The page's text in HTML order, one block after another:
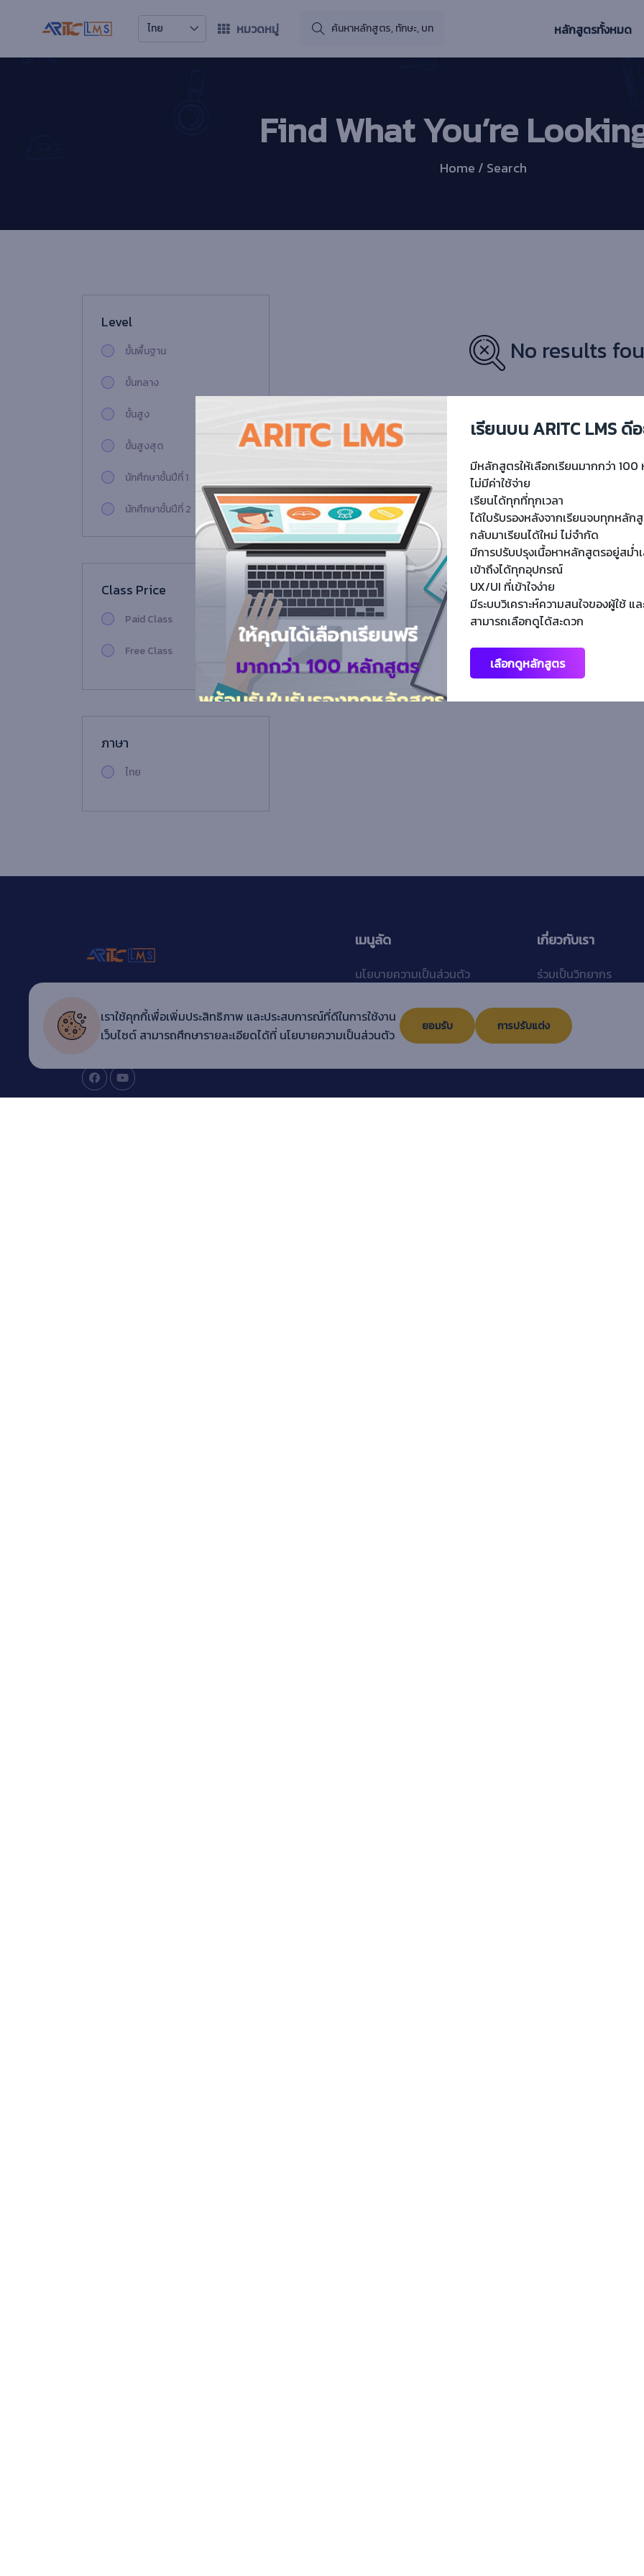
ไทย หมวดหมู่ หลักสูตรทั้งหมด
Find What You’re
Home / Search
Level
ขั้นพื้นฐาน
ขั้นกลาง
ขั้นสูง
ขั้นสูงสุด
นักศึกษาชั้นปีที่ 1
นักศึกษาชั้นปีที่ 2
Class Price
Paid Class
Free Class
ภาษา
ไทย
No results
เรียนบน ARITC LMS ดี
มีหลักสูตรให้เลือกเรียนมากกว่า
ไม่มีค่าใช้จ่าย
เรียนได้ทุกที่ทุกเวลา
ได้ใบรับรองหลังจากเรียนจบทุกหลัก
กลับมาเรียนได้ใหม่ ไม่จำกัด
มีการปรับปรุงเนื้อหาหลักสูตรอยู่สม่ำ
เข้าถึงได้ทุกอุปกรณ์
UX/UI ที่เข้าใจง่าย
มีระบบวิเคราะห์ความสนใจของผู้ใช้
สามารถเลือกดูได้สะดวก
เลือกดูหลักสูตร
สำนักวิทยบริการและเทคโนโลยีสารสนเทศ มหาวิทยาลัยราชภัฏ
เทพสตรี
เมนูลัด
นโยบายความเป็นส่วนตัว
Sitemap
คู่มือการใช้งานระบบ
เกี่ยวกับเรา
ร่วมเป็นวิทยากร
ติดต่อเรา
เราใช้คุกกี้เพื่อเพิ่มประสิทธิภาพ และประสบการณ์ที่ดีในการใช้งาน
เว็บไซต์ สามารถศึกษารายละเอียดได้ที่ นโยบายความเป็นส่วนตัว
ยอมรับ การปรับแต่ง